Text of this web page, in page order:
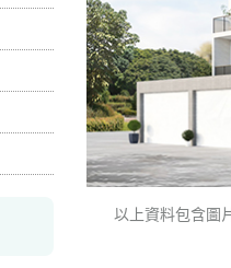
以上資料包含圖